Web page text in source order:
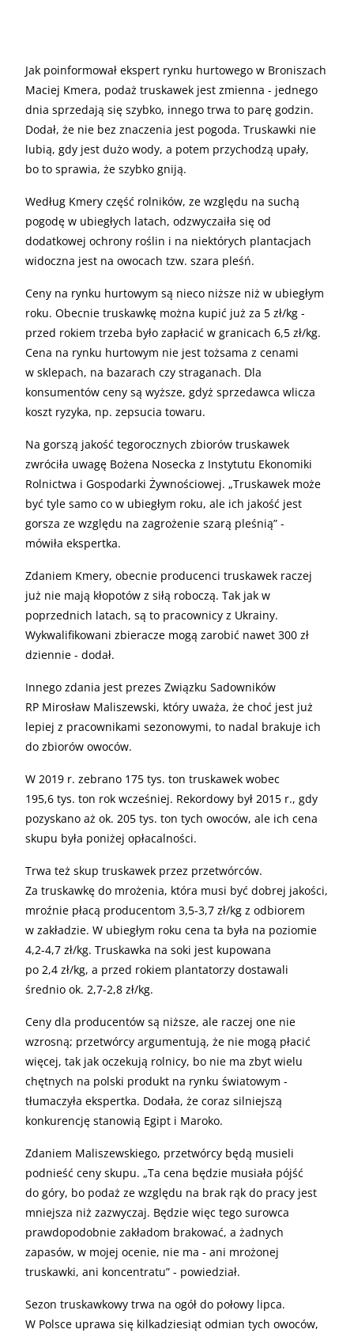
Jak poinformował ekspert rynku hurtowego w Broniszach
Maciej Kmera, podaż truskawek jest zmienna - jednego
dnia sprzedają się szybko, innego trwa to parę godzin.
Dodał, że nie bez znaczenia jest pogoda. Truskawki nie
lubią, gdy jest dużo wody, a potem przychodzą upały,
bo to sprawia, że szybko gniją.
Według Kmery część rolników, ze względu na suchą
pogodę w ubiegłych latach, odzwyczaiła się od
dodatkowej ochrony roślin i na niektórych plantacjach
widoczna jest na owocach tzw. szara pleśń.
Ceny na rynku hurtowym są nieco niższe niż w ubiegłym
roku. Obecnie truskawkę można kupić już za 5 zł/kg -
przed rokiem trzeba było zapłacić w granicach 6,5 zł/kg.
Cena na rynku hurtowym nie jest tożsama z cenami
w sklepach, na bazarach czy straganach. Dla
konsumentów ceny są wyższe, gdyż sprzedawca wlicza
koszt ryzyka, np. zepsucia towaru.
Na gorszą jakość tegorocznych zbiorów truskawek
zwróciła uwagę Bożena Nosecka z Instytutu Ekonomiki
Rolnictwa i Gospodarki Żywnościowej. „Truskawek może
być tyle samo co w ubiegłym roku, ale ich jakość jest
gorsza ze względu na zagrożenie szarą pleśnią” -
mówiła ekspertka.
Zdaniem Kmery, obecnie producenci truskawek raczej
już nie mają kłopotów z siłą roboczą. Tak jak w
poprzednich latach, są to pracownicy z Ukrainy.
Wykwalifikowani zbieracze mogą zarobić nawet 300 zł
dziennie - dodał.
Innego zdania jest prezes Związku Sadowników
RP Mirosław Maliszewski, który uważa, że choć jest już
lepiej z pracownikami sezonowymi, to nadal brakuje ich
do zbiorów owoców.
W 2019 r. zebrano 175 tys. ton truskawek wobec
195,6 tys. ton rok wcześniej. Rekordowy był 2015 r., gdy
pozyskano aż ok. 205 tys. ton tych owoców, ale ich cena
skupu była poniżej opłacalności.
Trwa też skup truskawek przez przetwórców.
Za truskawkę do mrożenia, która musi być dobrej jakości,
mroźnie płacą producentom 3,5-3,7 zł/kg z odbiorem
w zakładzie. W ubiegłym roku cena ta była na poziomie
4,2-4,7 zł/kg. Truskawka na soki jest kupowana
po 2,4 zł/kg, a przed rokiem plantatorzy dostawali
średnio ok. 2,7-2,8 zł/kg.
Ceny dla producentów są niższe, ale raczej one nie
wzrosną; przetwórcy argumentują, że nie mogą płacić
więcej, tak jak oczekują rolnicy, bo nie ma zbyt wielu
chętnych na polski produkt na rynku światowym -
tłumaczyła ekspertka. Dodała, że coraz silniejszą
konkurencję stanowią Egipt i Maroko.
Zdaniem Maliszewskiego, przetwórcy będą musieli
podnieść ceny skupu. „Ta cena będzie musiała pójść
do góry, bo podaż ze względu na brak rąk do pracy jest
mniejsza niż zazwyczaj. Będzie więc tego surowca
prawdopodobnie zakładom brakować, a żadnych
zapasów, w mojej ocenie, nie ma - ani mrożonej
truskawki, ani koncentratu” - powiedział.
Sezon truskawkowy trwa na ogół do połowy lipca.
W Polsce uprawa się kilkadziesiąt odmian tych owoców,